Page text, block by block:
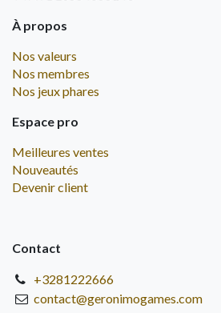
À propos
Nos valeurs
Nos membres
Nos jeux phares
Espace pro
Meilleures ventes
Nouveautés
Devenir client
Contact
+3281222666
contact@geronimogames.com